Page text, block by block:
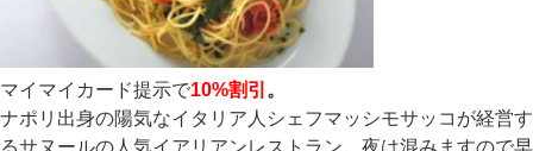
マイマイカード提示で10%割引 。
ナポリ出身の陽気なイタリア人シェフマッシモサッコが経営す